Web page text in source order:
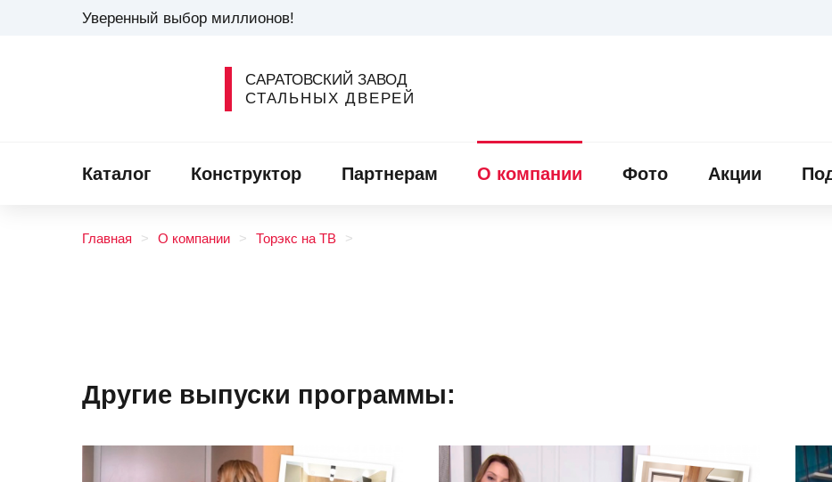
Уверенный выбор миллионов!
САРАТОВСКИЙ ЗАВОД
СТАЛЬНЫХ ДВЕРЕЙ
Каталог Конструктор Партнерам О компании Фото Акции
Главная О компании Торэкс на ТВ
Другие выпуски программы: